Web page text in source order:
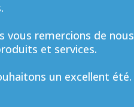
vous remercions de nous
et services.
un excellent été.